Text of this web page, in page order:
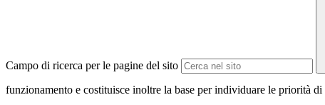
Campo di ricerca per le pagine del sito
funzionamento e costituisce inoltre la base per individuare le priorità